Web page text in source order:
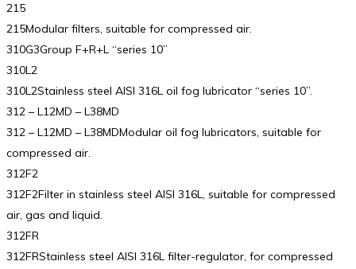
215
215Modular filters, suitable for compressed air.
310G3Group F+R+L “series 10”
310L2
310L2Stainless steel AISI 316L oil fog lubricator “series 10”.
312 – L12MD – L38MD
312 – L12MD – L38MDModular oil fog lubricators, suitable for
compressed air.
312F2
312F2Filter in stainless steel AISI 316L, suitable for compressed
air, gas and liquid.
312FR
312FRStainless steel AISI 316L filter-regulator, for compressed